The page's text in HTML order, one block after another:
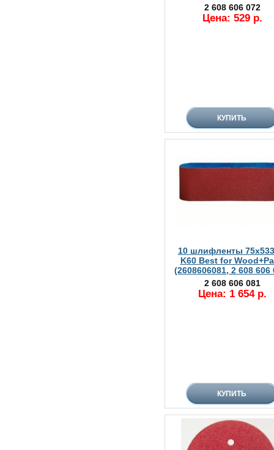
2 608 606 072
Цена: 529 р.
10 шлифленты
K60 Best for
(2608606081, 2 608 606
2 608 606 081
Цена: 1 654 р.